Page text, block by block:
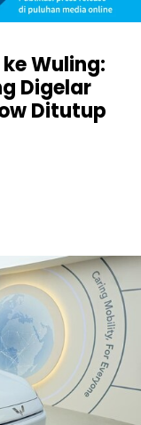
Wuling:
Digelar
Ditutup